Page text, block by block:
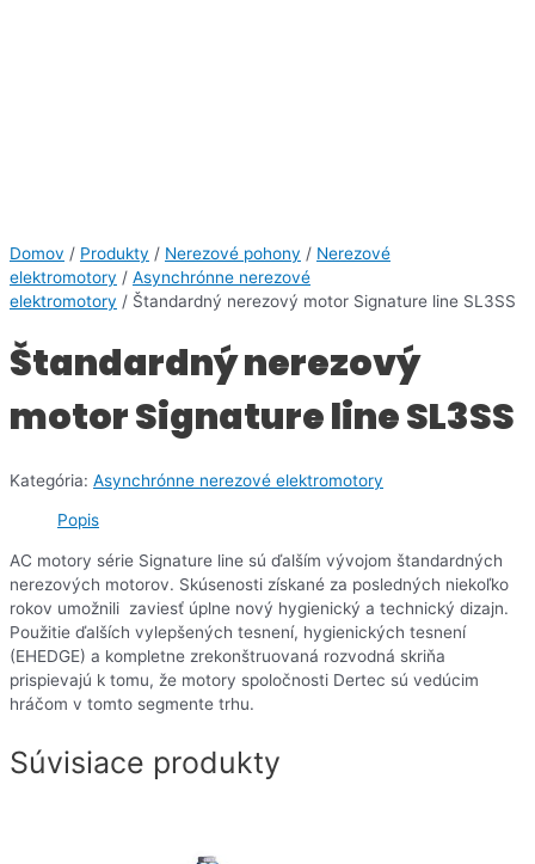
Domov / Produkty / Nerezové pohony / Nerezové
elektromotory / Asynchrónne nerezové
elektromotory / Štandardný nerezový motor Signature line SL3SS
Štandardný nerezový
motor Signature line SL3SS
Kategória: Asynchrónne nerezové elektromotory
Popis
AC motory série Signature line sú ďalším vývojom štandardných
nerezových motorov. Skúsenosti získané za posledných niekoľko
rokov umožnili zaviesť úplne nový hygienický a technický dizajn.
Použitie ďalších vylepšených tesnení, hygienických tesnení
(EHEDGE) a kompletne zrekonštruovaná rozvodná skriňa
prispievajú k tomu, že motory spoločnosti Dertec sú vedúcim
hráčom v tomto segmente trhu.
Súvisiace produkty